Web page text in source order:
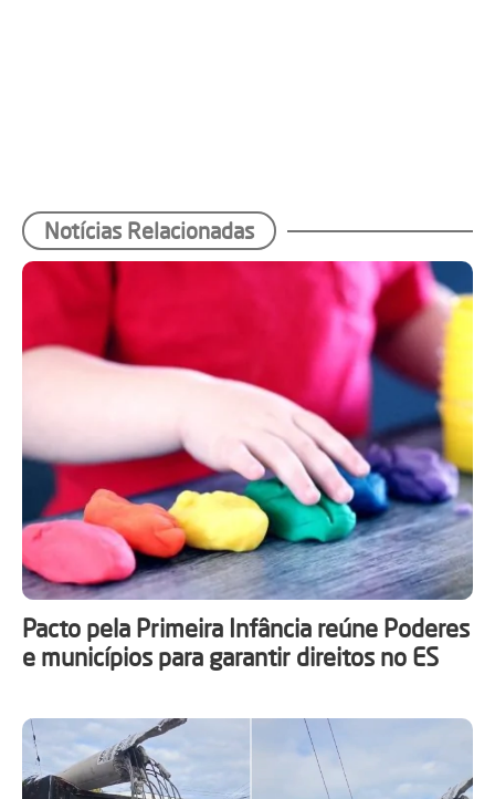
Notícias Relacionadas
Pacto pela Primeira Infância reúne Poderes
e municípios para garantir direitos no ES